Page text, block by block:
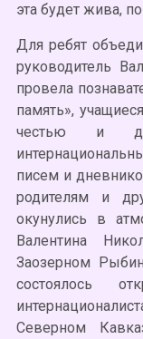
эта будет жива,
Для ребят
руководитель
провела
память»,
честью и
писем и
родителям и
окунулись в
Валентина
Заозерном
состоялось
Северном